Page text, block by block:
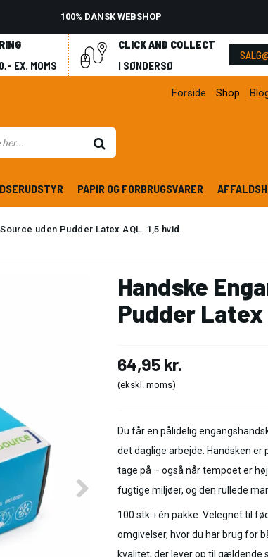
100% DANSK WEBSHOP
EX. MOMS
CLICK AND COLLECT
I SØNDERSØ
Forside Shop
PAPIR OG FORBRUGSVARER
uden Pudder Latex AQL. 1,5 hvid
Handske
Pudder Latex
64,95 kr.
(ekskl. moms)
Du får en pålidelig
det daglige arbejde. Handsken
tage på – også når tempoet er
fugtige miljøer, og den rullede
100 stk. i én pakke. Velegnet til
omgivelser, hvor du har brug for
kvalitet, der lever op til